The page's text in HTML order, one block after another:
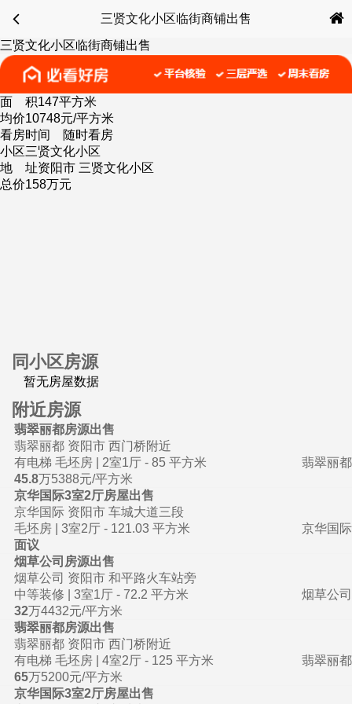
三贤文化小区临街商铺出售
三贤文化小区临街商铺出售
面 积147平方米
均价10748元/平方米
看房时间
随时看房
小区三贤文化小区
地 址资阳市 三贤文化小区
总价158万元
同小区房源
暂无房屋数据
附近房源
翡翠丽都房源出售
翡翠丽都 资阳市 西门桥附近
有电梯 毛坯房 |
2室1厅 - 85 平方米
翡翠丽都
45.8万5388元/平方米
京华国际3室2厅房屋出售
京华国际 资阳市 车城大道三段
毛坯房 |
3室2厅 - 121.03 平方米
京华国际
面议
烟草公司房源出售
烟草公司 资阳市 和平路火车站旁
中等装修 |
3室1厅 - 72.2 平方米
烟草公司
32万4432元/平方米
翡翠丽都房源出售
翡翠丽都 资阳市 西门桥附近
有电梯 毛坯房 |
4室2厅 - 125 平方米
翡翠丽都
65万5200元/平方米
京华国际3室2厅房屋出售